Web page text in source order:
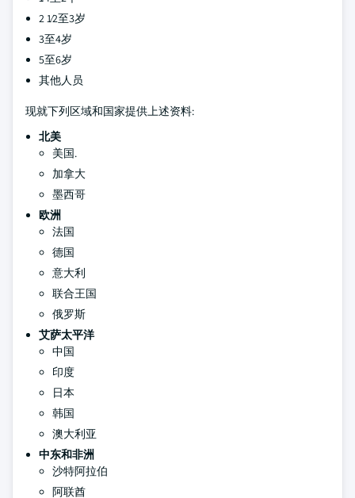
2 1⁄2至3岁
3至4岁
5至6岁
其他人员
现就下列区域和国家提供上述资料:
北美
美国.
加拿大
墨西哥
欧洲
法国
德国
意大利
联合王国
俄罗斯
艾萨太平洋
中国
印度
日本
韩国
澳大利亚
中东和非洲
沙特阿拉伯
阿联酋